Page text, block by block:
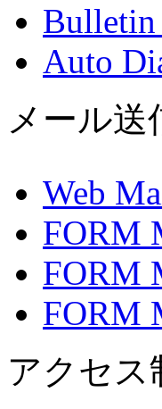
Bulletin
Auto
メール送
Web
FORM
FORM
FORM
アクセス